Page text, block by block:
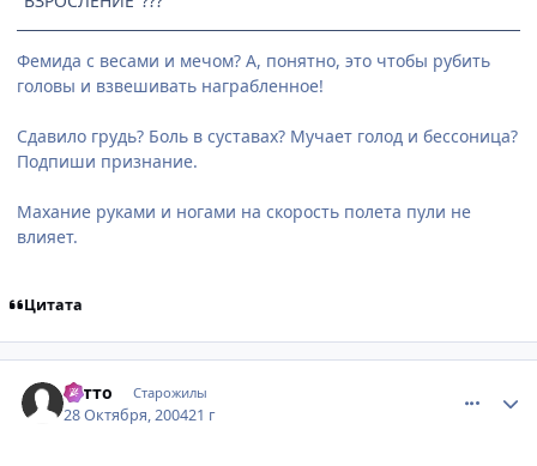
Фемида с весами и мечом? А, понятно, это чтобы рубить
головы и взвешивать награбленное!
Сдавило грудь? Боль в суставах? Мучает голод и бессоница?
Подпиши признание.
Махание руками и ногами на скорость полета пули не
влияет.
Цитата
Сэтто Старожилы
28 Октября, 200421 г